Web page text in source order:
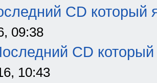
CD который
09:38
CD который
10:43